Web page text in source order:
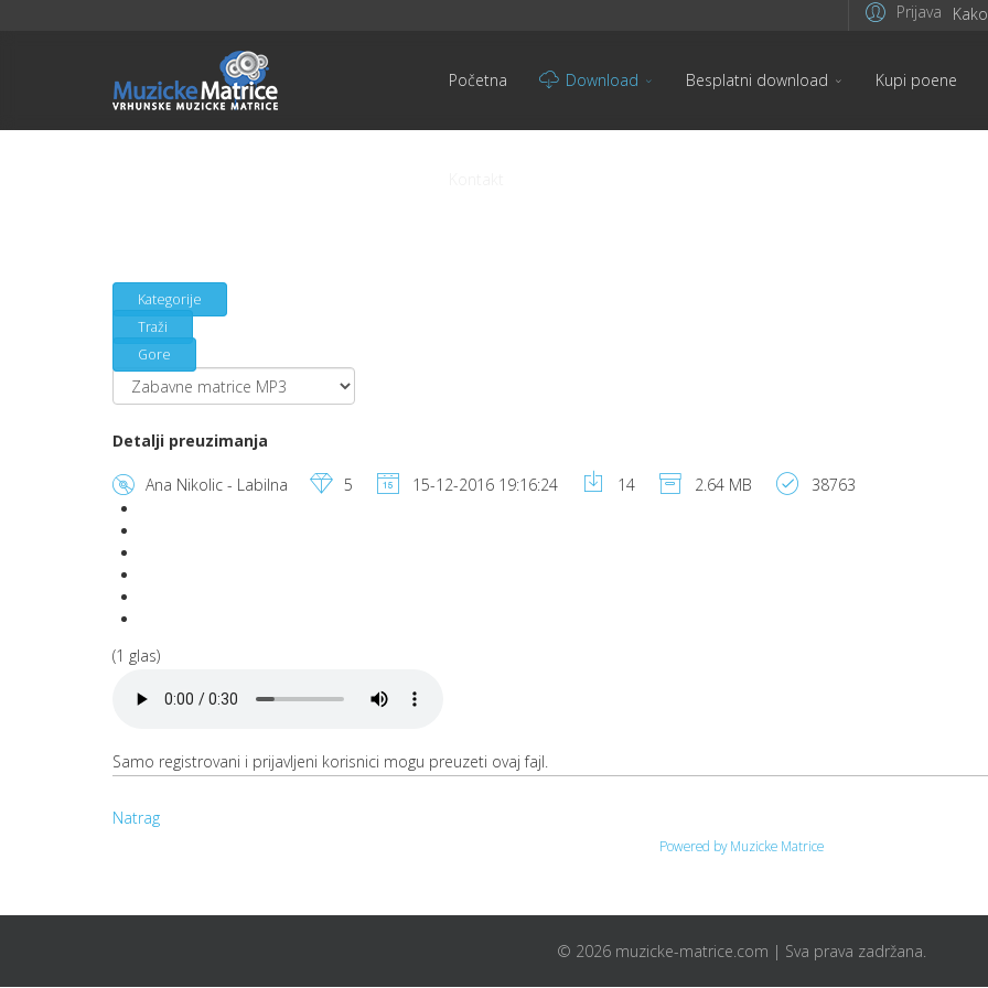
Prijava
Početna Download Besplatni download Kupi poene
Kategorije
Traži
Gore
Detalji preuzimanja
Ana Nikolic - Labilna 5 15-12-2016 19:16:24 14 2.64 MB 38763
(1 glas)
Samo registrovani i prijavljeni korisnici mogu preuzeti ovaj fajl.
Natrag
Powered by Muzicke Matrice
© 2026 muzicke-matrice.com | Sva prava zadržana.